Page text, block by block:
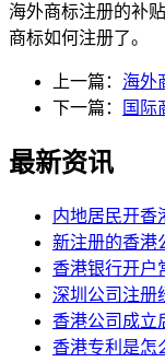
海外商标注册的补
商标如何注册了。
上一篇： 海外
下一篇：
国际
最新资讯
内地居民开香
新注册的香港
香港银行开户
深圳公司注册
香港公司成立
香港专利是怎